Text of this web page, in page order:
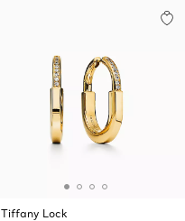
Tiffany Lock